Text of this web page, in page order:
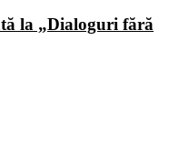
la „Dialoguri fără